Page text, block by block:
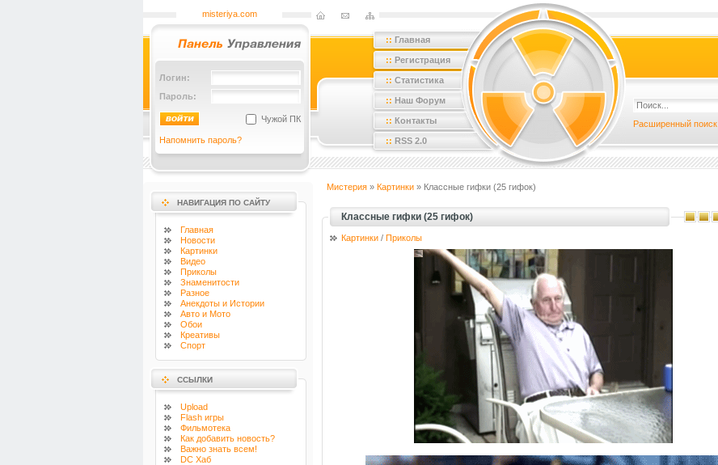
misteriya.com
Логин:
Пароль:
Чужой ПК
Напомнить пароль?
:: Главная
:: Регистрация
:: Статистика
:: Наш Форум
:: Контакты
:: RSS 2.0
Расширенный поиск
НАВИГАЦИЯ ПО САЙТУ
Главная
Новости
Картинки
Видео
Приколы
Знаменитости
Разное
Анекдоты и Истории
Авто и Мото
Обои
Креативы
Спорт
ССЫЛКИ
Upload
Flash игры
Фильмотека
Как добавить новость?
Важно знать всем!
DC Хаб
Мистерия » Картинки » Классные гифки (25 гифок)
Классные гифки (25 гифок)
Картинки / Приколы